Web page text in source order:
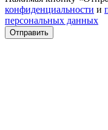
конфиденциальности и
персональных данных
Отправить